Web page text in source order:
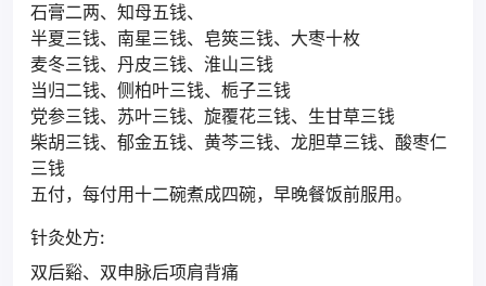
石膏二两、知母五钱、
半夏三钱、南星三钱、皂筴三钱、大枣十枚
麦冬三钱、丹皮三钱、淮山三钱
当归二钱、侧柏叶三钱、栀子三钱
党参三钱、苏叶三钱、旋覆花三钱、生甘草三钱
柴胡三钱、郁金五钱、黄芩三钱、龙胆草三钱、酸枣仁
三钱
五付，每付用十二碗煮成四碗，早晚餐饭前服用。
针灸处方:
双后谿、双申脉后项肩背痛